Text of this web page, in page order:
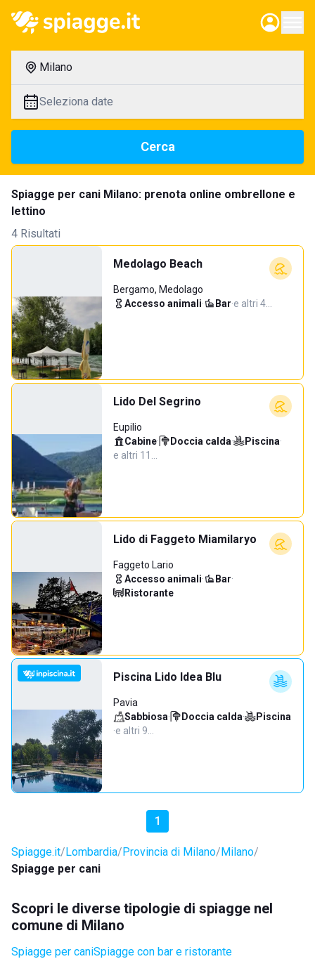
Milano
Seleziona date
Cerca
Spiagge per cani Milano: prenota online ombrellone e
lettino
4 Risultati
Medolago Beach
Bergamo, Medolago
Accesso animali· Bar·e altri 4…
Lido Del Segrino
Eupilio
Cabine· Doccia calda· Piscina·
e altri 11…
Lido di Faggeto Miamilaryo
Faggeto Lario
Accesso animali· Bar·
Ristorante
Piscina Lido Idea Blu
Pavia
Sabbiosa· Doccia calda·
Piscina
·e altri 9…
1
Spiagge.it Lombardia Provincia di Milano Milano
Spiagge per cani
Scopri le diverse tipologie di spiagge nel
comune di Milano
Spiagge per caniSpiagge con bar e ristorante